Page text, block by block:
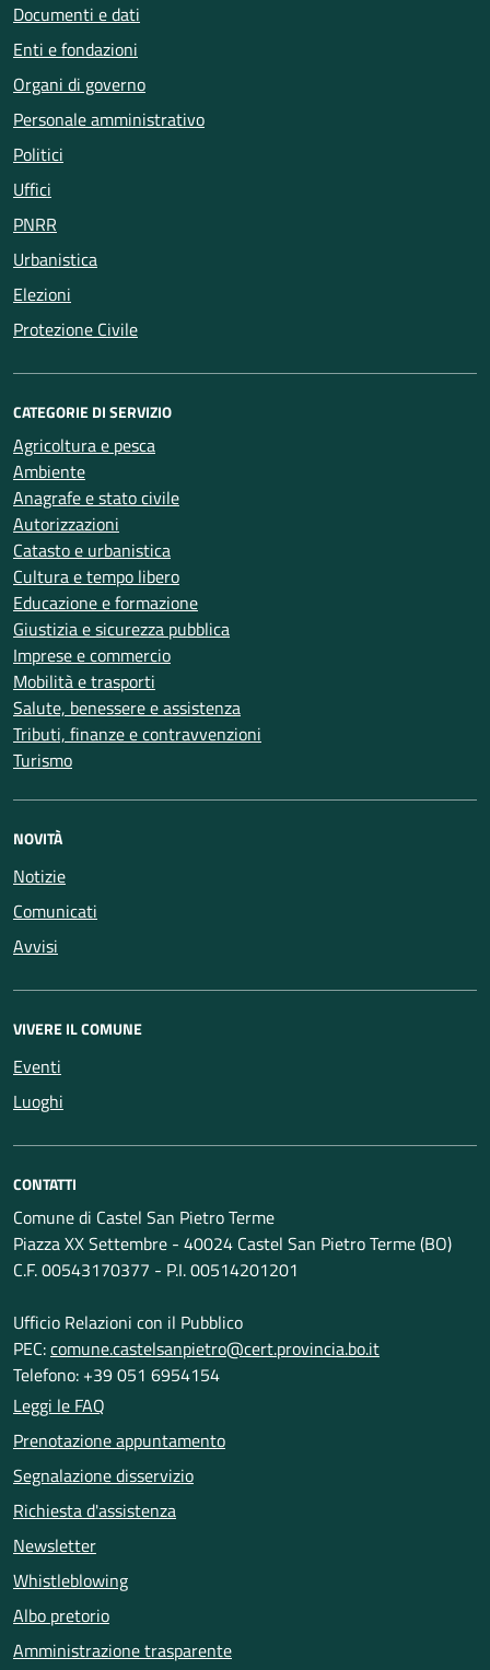
Documenti e dati
Enti e fondazioni
Organi di governo
Personale amministrativo
Politici
Uffici
PNRR
Urbanistica
Elezioni
Protezione Civile
CATEGORIE DI SERVIZIO
Agricoltura e pesca
Ambiente
Anagrafe e stato civile
Autorizzazioni
Catasto e urbanistica
Cultura e tempo libero
Educazione e formazione
Giustizia e sicurezza pubblica
Imprese e commercio
Mobilità e trasporti
Salute, benessere e assistenza
Tributi, finanze e contravvenzioni
Turismo
NOVITÀ
Notizie
Comunicati
Avvisi
VIVERE IL COMUNE
Eventi
Luoghi
CONTATTI
Comune di Castel San Pietro Terme
Piazza XX Settembre - 40024 Castel San Pietro Terme (BO)
C.F. 00543170377 - P.I. 00514201201
Ufficio Relazioni con il Pubblico
PEC:comune.castelsanpietro@cert.provincia.bo.it
Telefono: +39 051 6954154
Leggi le FAQ
Prenotazione appuntamento
Segnalazione disservizio
Richiesta d'assistenza
Newsletter
Whistleblowing
Albo pretorio
Amministrazione trasparente